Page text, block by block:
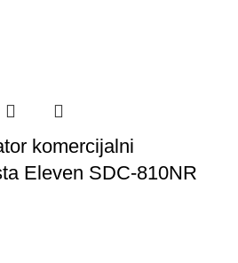
komercijalni
Eleven SDC-810NR